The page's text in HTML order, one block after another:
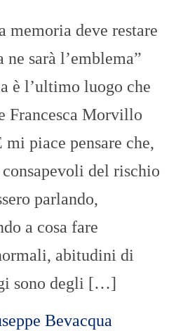
memoria deve restare
sarà l’emblema”
è l’ultimo luogo che
Francesca Morvillo
piace pensare che,
del rischio
parlando,
a cosa fare
abitudini di
sono degli […]
Bevacqua